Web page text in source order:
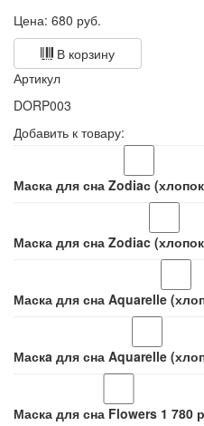
Цена: 680 руб.
В корзину
Артикул
DORP003
Добавить к товару:
Маска для сна Zodiaс
Маска для сна Zodiac
Маска для сна Aquarelle
Маскa для сна Aquarelle
Маска для сна Flowers 1 780